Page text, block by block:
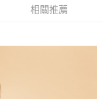
自動跳轉到大哥付的交易
截止日，確認付款後即完
未通過，訂單將自動取
付你分期系統評分，恕無
每月結算日後寄送繳費提
相關推薦